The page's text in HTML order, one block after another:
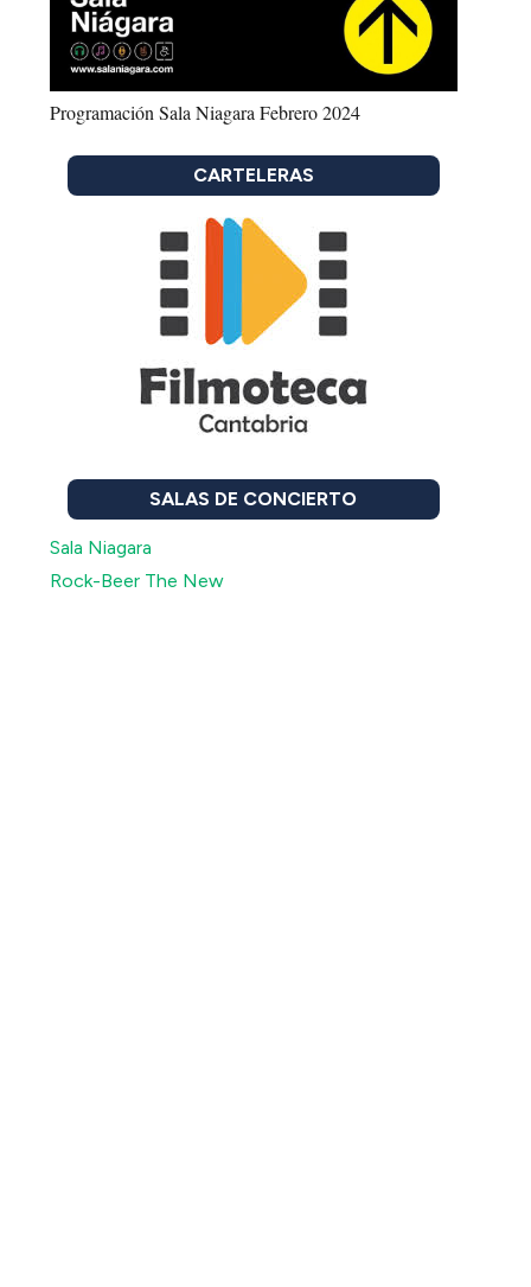
Programación Sala Niagara Febrero 2024
CARTELERAS
SALAS DE CONCIERTO
Sala Niagara
Rock-Beer The New